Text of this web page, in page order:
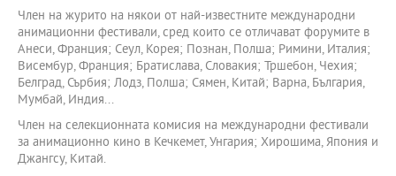
Член на журито на някои от най-известните международни
анимационни фестивали, сред които се отличават форумите в
Анеси, Франция; Сеул, Корея; Познан, Полша; Римини, Италия;
Висембур, Франция; Братислава, Словакия; Тршебон, Чехия;
Белград, Сърбия; Лодз, Полша; Сямен, Китай; Варна, България,
Мумбай, Индия...
Член на селекционната комисия на международни фестивали
за анимационно кино в Кечкемет, Унгария; Хирошима, Япония и
Джангсу, Китай.